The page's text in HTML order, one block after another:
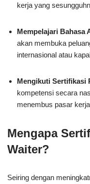
kerja yang
Mempelajari Bahasa
akan membuka
internasional atau
Mengikuti Sertifikasi
kompetensi secara
menembus pasar
Mengapa
Waiter?
Seiring dengan